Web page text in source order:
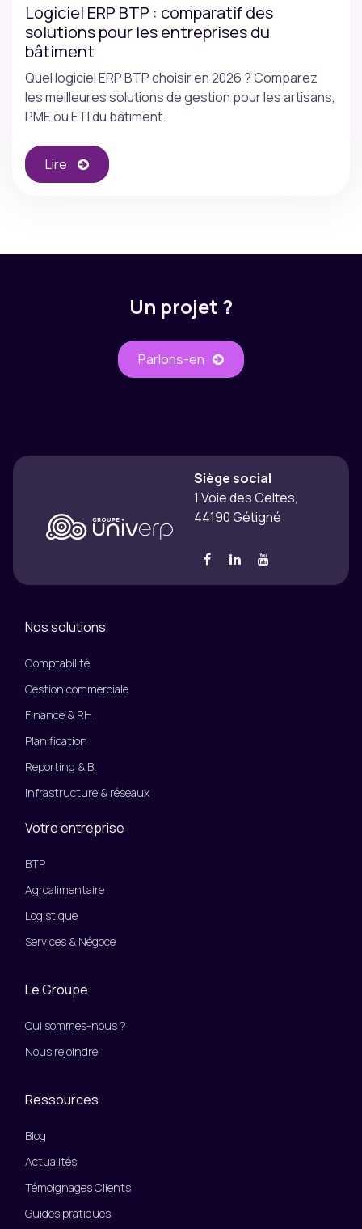
Logiciel ERP BTP : comparatif des
solutions pour les entreprises du
bâtiment
Quel logiciel ERP BTP choisir en 2026 ? Comparez
les meilleures solutions de gestion pour les artisans,
PME ou ETI du bâtiment.
Lire
Un projet ?
Parlons-​​en
Siège social
1 Voie des Celtes,
44190 Gétigné
Nos solutions
Comptabilité
Gestion commerciale
Finance & RH
Planification
Reporting & BI
Infrastructure & réseaux
Votre entreprise
BTP
Agroalimentaire
Logistique
Services & Négoce
Le Groupe
Qui sommes-nous ?
Nous rejoindre
Ressources
Blog
Actualités
Témoignages Clients
Guides pratiques